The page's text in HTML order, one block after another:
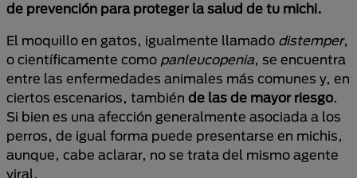
de prevención para proteger la salud de tu michi.
El moquillo en gatos, igualmente llamado distemper,
o científicamente como panleucopenia, se encuentra
entre las enfermedades animales más comunes y, en
ciertos escenarios, también de las de mayor riesgo.
Si bien es una afección generalmente asociada a los
perros, de igual forma puede presentarse en michis,
aunque, cabe aclarar, no se trata del mismo agente
viral.